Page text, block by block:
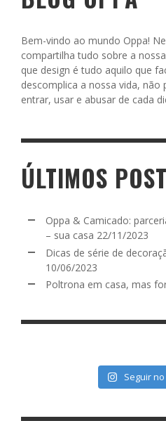
Bem-vindo ao mundo Oppa!
compartilha tudo sobre a
que design é tudo aquilo que
descomplica a nossa vida, não
entrar, usar e abusar de cada
ÚLTIMOS
Oppa & Camicado:
– sua casa 22/11/2023
Dicas de série de
10/06/2023
Poltrona em casa, mas
Seguir